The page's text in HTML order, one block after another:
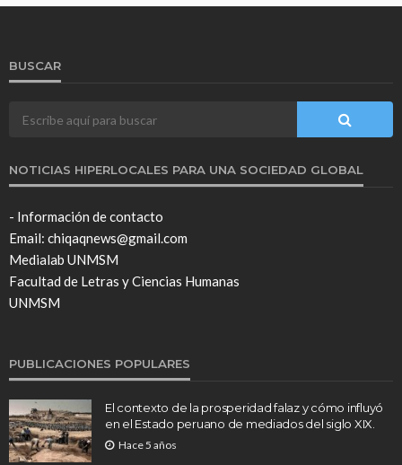
BUSCAR
NOTICIAS HIPERLOCALES PARA UNA SOCIEDAD GLOBAL
- Información de contacto
Email: chiqaqnews@gmail.com
Medialab UNMSM
Facultad de Letras y Ciencias Humanas
UNMSM
PUBLICACIONES POPULARES
El contexto de la prosperidad falaz y cómo influyó
en el Estado peruano de mediados del siglo XIX.
Hace 5 años